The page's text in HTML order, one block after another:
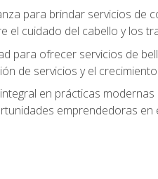
para brindar servicios de
el cuidado del cabello y los
para ofrecer servicios de
de servicios y el
en prácticas
emprendedoras en